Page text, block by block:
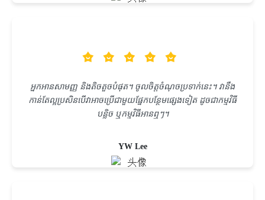
អ្នកអានសាមញ្ញ និងតិចតួចបំផុត។ ចូលចិត្តចំណុចប្រទាក់នេះ។ វានឹង
កាន់តែល្អប្រសិនបើវាអាចប្រើជាមួយផ្នែកបន្ថែមផ្សេងទៀត ដូចជាកម្មវិធី
បន្លិច ឬកម្មវិធីអានឮៗ។
YW Lee